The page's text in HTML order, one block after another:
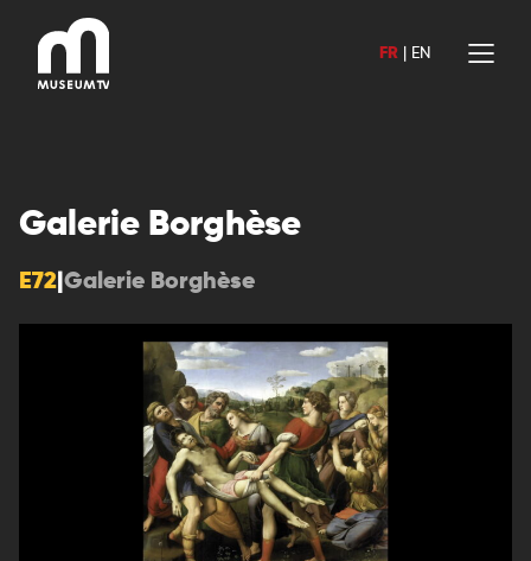
contenu
FR EN
Galerie Borghèse
E72 Galerie Borghèse